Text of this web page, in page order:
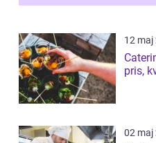
12 maj
Catering
pris,
02 maj